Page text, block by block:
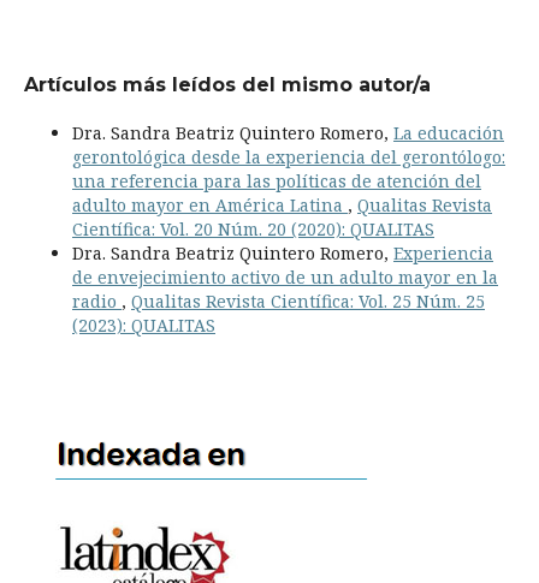
Artículos más leídos del mismo autor/a
Dra. Sandra Beatriz Quintero Romero, La educación
gerontológica desde la experiencia del gerontólogo:
una referencia para las políticas de atención del
adulto mayor en América Latina , Qualitas Revista
Científica: Vol. 20 Núm. 20 (2020): QUALITAS
Dra. Sandra Beatriz Quintero Romero, Experiencia
de envejecimiento activo de un adulto mayor en la
radio , Qualitas Revista Científica: Vol. 25 Núm. 25
(2023): QUALITAS